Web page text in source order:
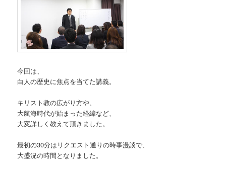
今回は、
白人の歴史に焦点を当てた講義。
キリスト教の広がり方や、
大航海時代が始まった経緯など、
大変詳しく教えて頂きました。
最初の30分はリクエスト通りの時事漫談で、
大盛況の時間となりました。